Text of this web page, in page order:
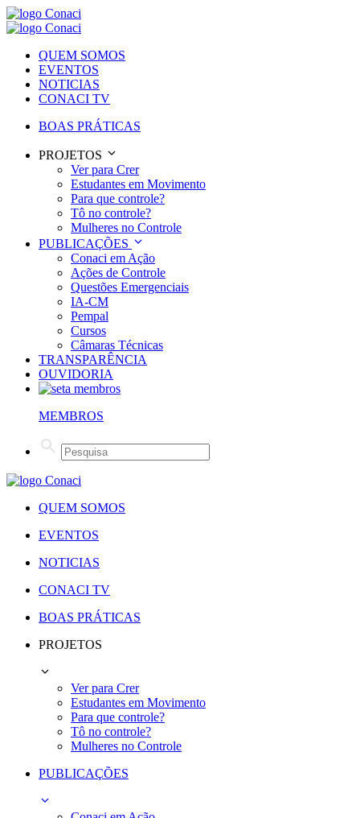
QUEM SOMOS
EVENTOS
NOTICIAS
CONACI TV
BOAS PRÁTICAS
PROJETOS
Ver para Crer
Estudantes em Movimento
Para que controle?
Tô no controle?
Mulheres no Controle
PUBLICAÇÕES
Conaci em Ação
Ações de Controle
Questões Emergenciais
IA-CM
Pempal
Cursos
Câmaras Técnicas
TRANSPARÊNCIA
OUVIDORIA
MEMBROS
QUEM SOMOS
EVENTOS
NOTICIAS
CONACI TV
BOAS PRÁTICAS
PROJETOS
Ver para Crer
Estudantes em Movimento
Para que controle?
Tô no controle?
Mulheres no Controle
PUBLICAÇÕES